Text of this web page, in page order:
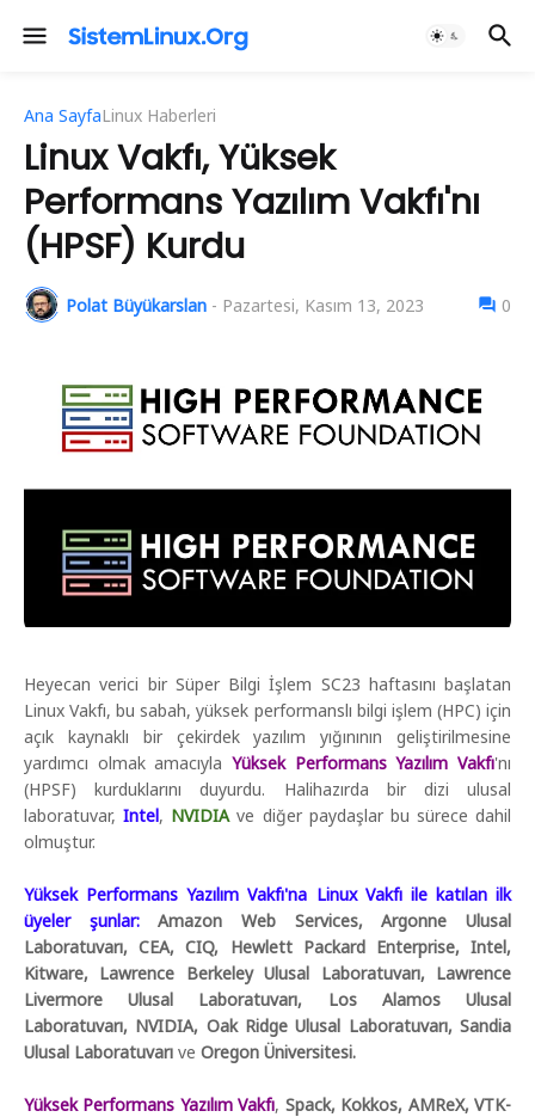
Ana SayfaLinux Haberleri
Linux Vakfı, Yüksek
Performans Yazılım Vakfı'nı
(HPSF) Kurdu
Polat Büyükarslan - Pazartesi, Kasım 13, 2023 0
Heyecan verici bir Süper Bilgi İşlem SC23 haftasını başlatan
Linux Vakfı, bu sabah, yüksek performanslı bilgi işlem (HPC) için
açık kaynaklı bir çekirdek yazılım yığınının geliştirilmesine
yardımcı olmak amacıyla Yüksek Performans Yazılım Vakfı'nı
(HPSF) kurduklarını duyurdu. Halihazırda bir dizi ulusal
laboratuvar,Intel, NVIDIAve diğer paydaşlar bu sürece dahil
olmuştur.
Yüksek Performans Yazılım Vakfı'na Linux Vakfı ile katılan ilk
üyeler şunlar:
Amazon Web Services, Argonne Ulusal
Laboratuvarı, CEA, CIQ, Hewlett Packard Enterprise, Intel,
Kitware, Lawrence Berkeley Ulusal Laboratuvarı, Lawrence
Livermore Ulusal Laboratuvarı, Los Alamos Ulusal
Laboratuvarı, NVIDIA, Oak Ridge Ulusal Laboratuvarı, Sandia
Ulusal Laboratuvarı ve Oregon Üniversitesi.
Yüksek Performans Yazılım Vakfı, Spack, Kokkos, AMReX, VTK-